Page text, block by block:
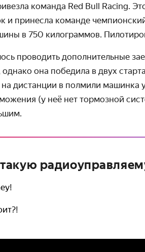
команда Red Bull Racing.
и принесла команде
в 750 килограммов.
проводить дополнитель­ные
она победила в двух
на дистанции в полмили машинка
(у неё нет тормозной
такую